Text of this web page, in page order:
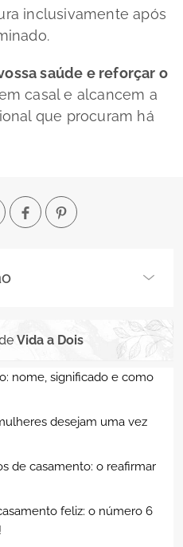
inclusivamente após
saúde e reforçar o
casal e alcancem a
que procuram há
Vida a Dois
nome, significado e como
desejam uma vez
de casamento: o reafirmar
feliz: o número 6